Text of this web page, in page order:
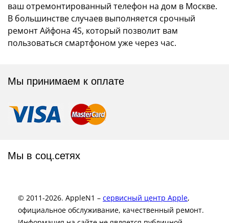
ваш отремонтированный телефон на дом в Москве.
В большинстве случаев выполняется срочный
ремонт Айфона 4S, который позволит вам
пользоваться смартфоном уже через час.
Мы принимаем к оплате
Мы в соц.сетях
© 2011-2026. AppleN1 – сервисный центр Apple,
официальное обслуживание, качественный ремонт.